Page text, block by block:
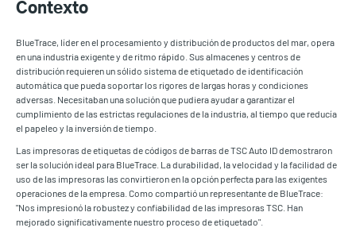
Contexto
BlueTrace, líder en el procesamiento y distribución de productos del mar, opera
en una industria exigente y de ritmo rápido. Sus almacenes y centros de
distribución requieren un sólido sistema de etiquetado de identificación
automática que pueda soportar los rigores de largas horas y condiciones
adversas. Necesitaban una solución que pudiera ayudar a garantizar el
cumplimiento de las estrictas regulaciones de la industria, al tiempo que reducía
el papeleo y la inversión de tiempo.
Las impresoras de etiquetas de códigos de barras de TSC Auto ID demostraron
ser la solución ideal para BlueTrace. La durabilidad, la velocidad y la facilidad de
uso de las impresoras las convirtieron en la opción perfecta para las exigentes
operaciones de la empresa. Como compartió un representante de BlueTrace:
"Nos impresionó la robustez y confiabilidad de las impresoras TSC. Han
mejorado significativamente nuestro proceso de etiquetado".